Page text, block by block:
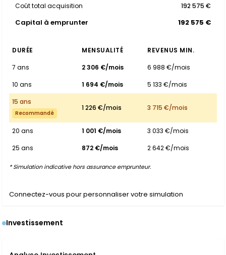
Coût total acquisition 192 575 €
Capital à emprunter 192 575 €
DURÉE MENSUALITÉ
REVENUS MIN.
7 ans
2 306 €/mois
6 988 €/mois
10 ans
1 694 €/mois
5 133 €/mois
15 ans
Recommandé
1 226 €/mois 3 715 €/mois
20 ans 1 001 €/mois
3 033 €/mois
25 ans
872 €/mois 2 642 €/mois
* Simulation indicative hors assurance emprunteur.
Connectez-vous pour personnaliser votre simulation
Investissement